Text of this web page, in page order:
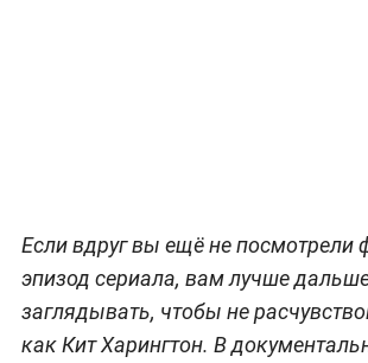
Если вдруг вы ещё не посмотрели
эпизод сериала, вам лучше
заглядывать, чтобы не
как Кит Харингтон. В